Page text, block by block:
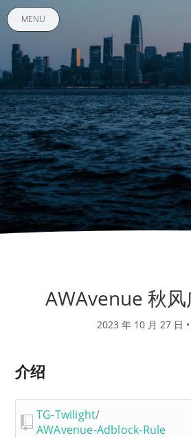
MENU
AWAvenue 秋
2023 年 10 月 27 日 •
介绍
TG-Twilight/
AWAvenue-Adblock-Rule